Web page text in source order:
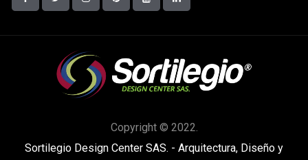
Copyright © 2022.
Sortilegio Design Center SAS. - Arquitectura, Diseño y